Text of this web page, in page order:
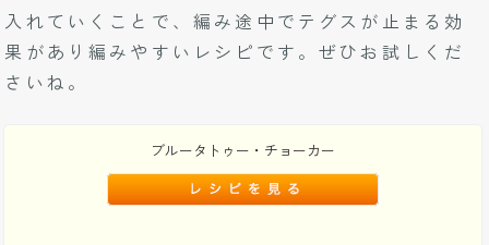
入れていくことで、編み途中でテグスが止まる効
果があり編みやすいレシピです。ぜひお試しくだ
さいね。
ブルータトゥー・チョーカー